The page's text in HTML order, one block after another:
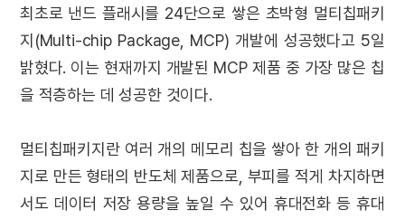
최초로 낸드 플래시를 24단으로 쌓은 초박형 멀티칩패키
지(Multi-chip Package, MCP) 개발에 성공했다고 5일
밝혔다. 이는 현재까지 개발된 MCP 제품 중 가장 많은 칩
을 적층하는 데 성공한 것이다.
멀티칩패키지란 여러 개의 메모리 칩을 쌓아 한 개의 패키
지로 만든 형태의 반도체 제품으로, 부피를 적게 차지하면
서도 데이터 저장 용량을 높일 수 있어 휴대전화 등 휴대